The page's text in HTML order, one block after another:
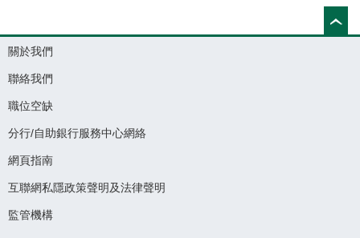
關於我們
聯絡我們
職位空缺
分行/自助銀行服務中心網絡
網頁指南
互聯網私隱政策聲明及法律聲明
監管機構